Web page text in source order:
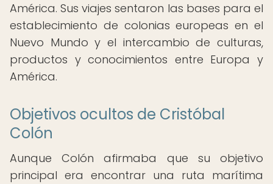
América. Sus viajes sentaron las bases para el
establecimiento de colonias europeas en el
Nuevo Mundo y el intercambio de culturas,
productos y conocimientos entre Europa y
América.
Objetivos ocultos de Cristóbal
Colón
Aunque Colón afirmaba que su objetivo
principal era encontrar una ruta marítima